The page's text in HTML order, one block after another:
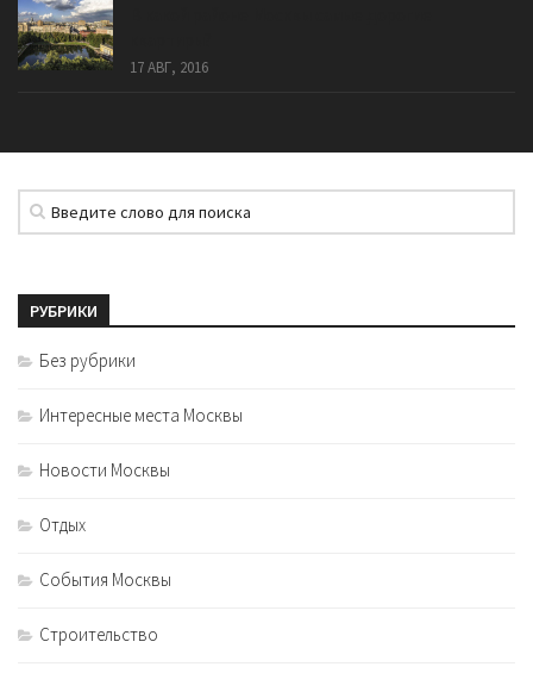
17 АВГ, 2016
РУБРИКИ
Без рубрики
Интересные места Москвы
Новости Москвы
Отдых
События Москвы
Строительство